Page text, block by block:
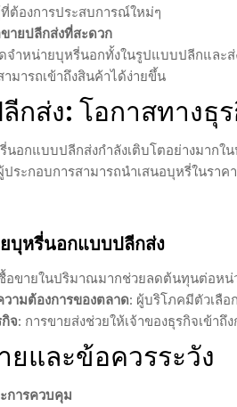
ต้องการประสบการณ์ใหม่ๆ
ายปลีกส่งที่สะดวก
ำหน่ายบุหรี่นอกทั้งในรูปแบบปลีกและส่
มารถเข้าถึงสินค้าได้ง่ายขึ้น
กส่ง: โอกาสทางธุ
นอกแบบปลีกส่งกำลังเติบโตอย่างมากใ
ประกอบการสามารถนำเสนอบุหรี่ในร
บุหรี่นอกแบบปลีกส่ง
อขายในปริมาณมากช่วยลดต้นทุนต่อหน่
ามต้องการของตลาด: ผู้บริโภคมีตัวเลือ
จ: การขายส่งช่วยให้เจ้าของธุรกิจเข้า
และข้อควรระวัง
การควบคุม